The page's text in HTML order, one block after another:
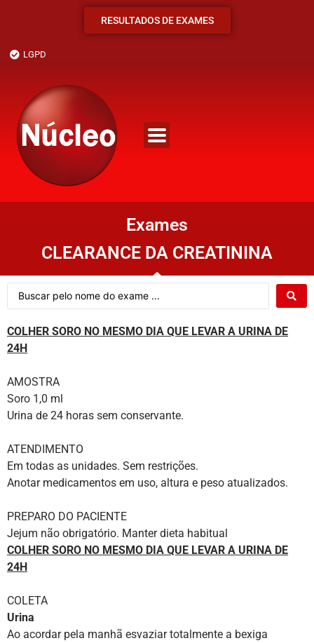
RESULTADOS DE EXAMES
LGPD
Exames
CLEARANCE DA CREATININA
COLHER SORO NO MESMO DIA QUE LEVAR A URINA DE
24H
AMOSTRA
Soro 1,0 ml
Urina de 24 horas sem conservante.
ATENDIMENTO
Em todas as unidades. Sem restrições.
Anotar medicamentos em uso, altura e peso atualizados.
PREPARO DO PACIENTE
Jejum não obrigatório. Manter dieta habitual
COLHER SORO NO MESMO DIA QUE LEVAR A URINA DE
24H
COLETA
Urina
Ao acordar pela manhã esvaziar totalmente a bexiga